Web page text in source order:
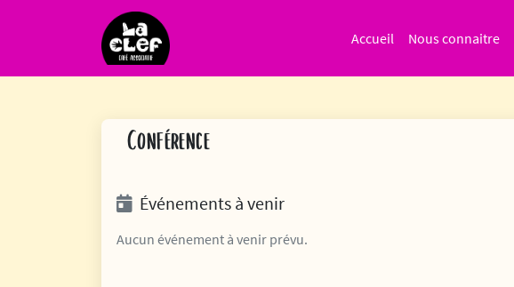
Navigation principale
Accueil Nous connaitre
Conférence
Événements à venir
Aucun événement à venir prévu.